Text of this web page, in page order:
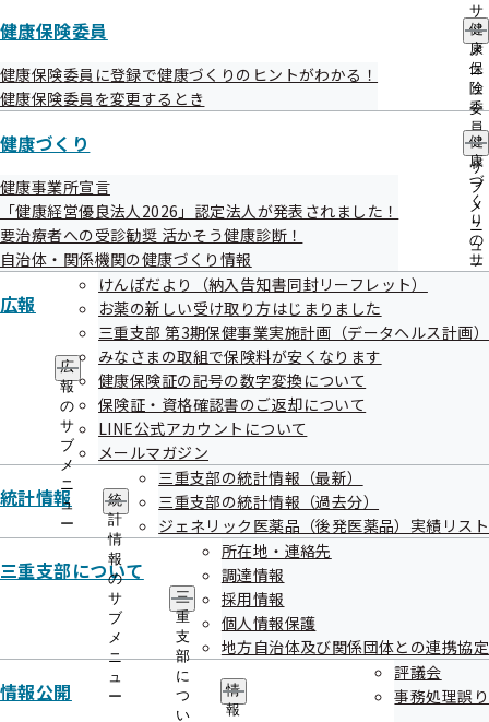
サ
ブ
メ
ニ
ュ
ー
健康保険委員
健
康
保
険
委
員
の
サ
ブ
メ
ニ
ュ
ー
健康保険委員に登録で健康づくりのヒントがわかる！
健康保険委員を変更するとき
健康づくり
健
康
づ
く
り
の
サ
ュ
健康事業所宣言
「健康経営優良法人2026」認定法人が発表されました！
要治療者への受診勧奨 活かそう健康診断！
自治体・関係機関の健康づくり情報
広報
広
報
の
サ
ブ
メ
ニ
ュ
ー
けんぽだより（納入告知書同封リーフレット）
お薬の新しい受け取り方はじまりました
三重支部 第3期保健事業実施計画（データヘルス計画）
みなさまの取組で保険料が安くなります
健康保険証の記号の数字変換について
保険証・資格確認書のご返却について
LINE公式アカウントについて
メールマガジン
統計情報
統
計
情
報
の
サ
ブ
メ
ニ
ュ
ー
三重支部の統計情報（最新）
三重支部の統計情報（過去分）
ジェネリック医薬品（後発医薬品）実績リスト
三重支部について
三
重
支
部
に
つ
い
所在地・連絡先
調達情報
採用情報
個人情報保護
地方自治体及び関係団体との連携協定
情報公開
情
報
評議会
事務処理誤り
日時
令和4年7月20日（水曜日）14：00～16：00
場所
全国健康保険協会 三重支部 6階会議室（三重県津市栄町
4-255 津栄町三交ビル）
令和3年度決算見込み（医療分）について
令和3年度事業報告について
インセンティブ制度見直しに関する検討結果について
議題については変更となる場合がございます。
傍聴方法
傍聴を希望される方は、7月15日（金曜日）17時までに、企
画総務グループ（TEL:059-225-3311）あてにお電話いただ
き、「傍聴申込書」をFAX等でご送付ください。
（傍聴希望多数の場合、抽選となることがあります。傍聴が
できない方にはご連絡申し上げます。）